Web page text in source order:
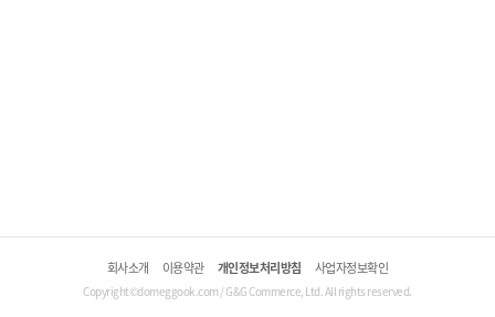
회사소개 이용약관 개인정보처리방침 사업자정보확인
Copyright©domeggook.com / G&G Commerce, Ltd. All rights reserved.